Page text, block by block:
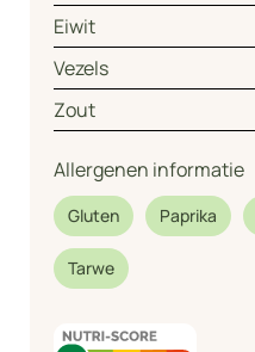
Eiwit
Vezels
Zout
Allergenen informatie
Gluten Paprika
Tarwe